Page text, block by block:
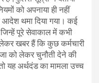
को अपनाया ही नहीं
आदेश थमा दिया गया। कई
जिन्हें पूरे सेवाकाल में कभी
खबर हैं कि कुछ कर्मचारी
को लेकर चुनौती देने की
यह अर्थदंड का मामला उच्च